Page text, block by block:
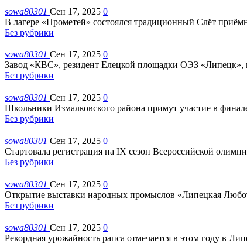
sowa80301 Сен 17, 2025 0
В лагере «Прометей» состоялся традиционный Слёт
Без рубрики
sowa80301 Сен 17, 2025 0
Завод «КВС», резидент Елецкой площадки ОЭЗ «Липецк»,
Без рубрики
sowa80301 Сен 17, 2025 0
Школьники Измалковского района примут участие в
Без рубрики
sowa80301 Сен 17, 2025 0
Стартовала регистрация на IX сезон Всероссийской
Без рубрики
sowa80301 Сен 17, 2025 0
Открытие выставки народных промыслов «Липецкая
Без рубрики
sowa80301 Сен 17, 2025 0
Рекордная урожайность рапса отмечается в этом году в